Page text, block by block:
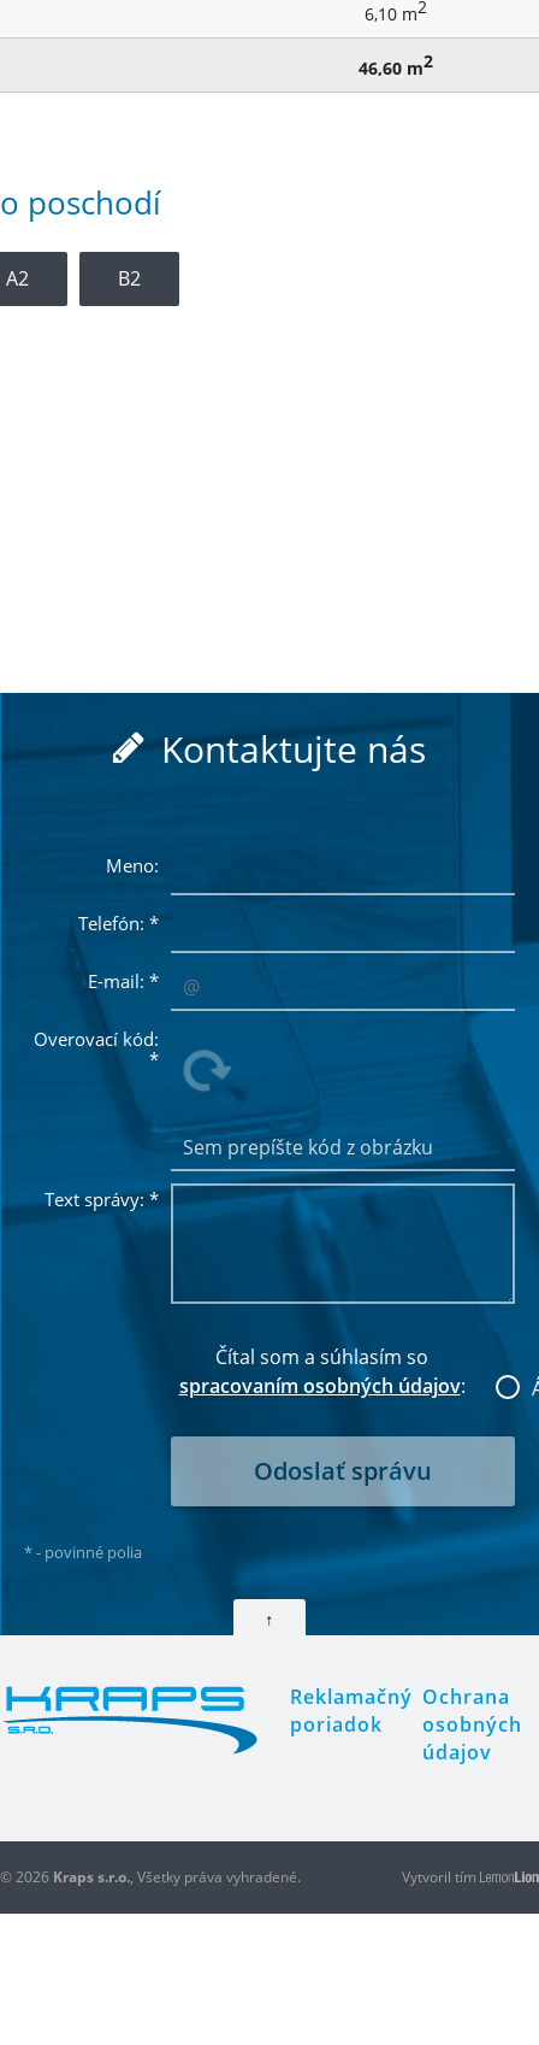
6,10 m2
46,60 m2
poschodí
A2 B2
Kontaktujte nás
Meno:
Telefón: *
E-mail: *
Overovací kód:
*
Text správy:*
Čítal som a súhlasím so
spracovaním osobných údajov:
*- povinné polia
↑
Reklamačný
poriadok
Ochrana
osobných
údajov
© 2026 Kraps s.r.o., Všetky práva vyhradené. Vytvoril tím